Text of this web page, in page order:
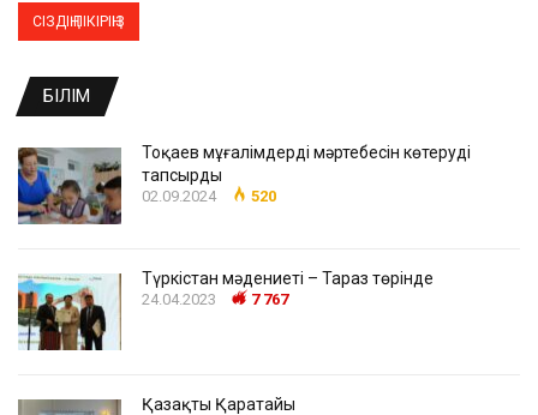
БІЛІМ
Тоқаев мұғалімдердің мәртебесін көтеруді
тапсырды
02.09.2024 520
Түркістан мәдениеті – Тараз төрінде
24.04.2023 7 767
Қазақтың Қаратайы